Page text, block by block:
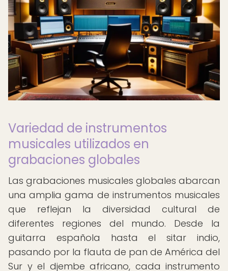
Variedad de instrumentos
musicales utilizados en
grabaciones globales
Las grabaciones musicales globales abarcan
una amplia gama de instrumentos musicales
que reflejan la diversidad cultural de
diferentes regiones del mundo. Desde la
guitarra española hasta el sitar indio,
pasando por la flauta de pan de América del
Sur y el djembe africano, cada instrumento